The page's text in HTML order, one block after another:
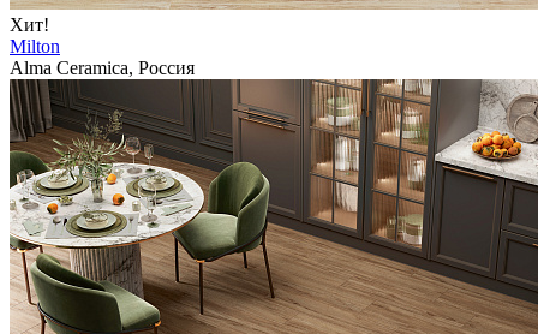
Хит!
Milton
Alma Ceramica, Россия